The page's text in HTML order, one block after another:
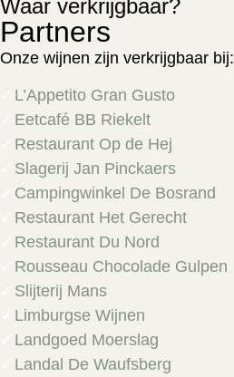
Waar verkrijgbaar?
Partners
Onze wijnen zijn verkrijgbaar bij:
L’Appetito Gran Gusto
Eetcafé BB Riekelt
Restaurant Op de Hej
Slagerij Jan Pinckaers
Campingwinkel De Bosrand
Restaurant Het Gerecht
Restaurant Du Nord
Rousseau Chocolade Gulpen
Slijterij Mans
Limburgse Wijnen
Landgoed Moerslag
Landal De Waufsberg